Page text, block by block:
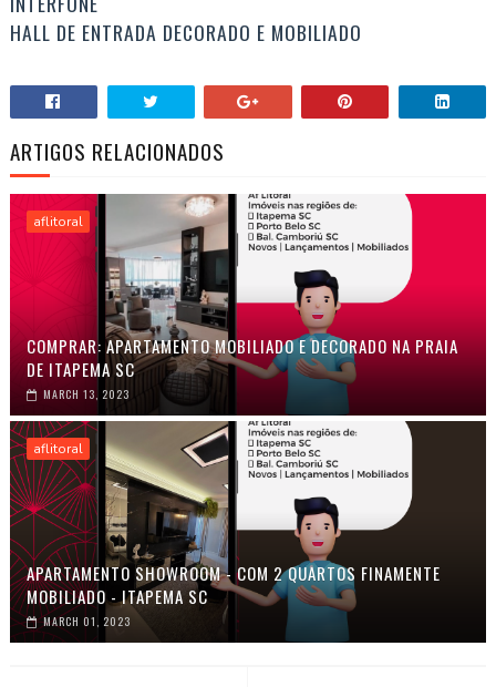
HALL DE ENTRADA DECORADO E MOBILIADO
ARTIGOS RELACIONADOS
aflitoral
COMPRAR: APARTAMENTO MOBILIADO E DECORADO NA PRAIA
DE ITAPEMA SC
MARCH 13, 2023
aflitoral
APARTAMENTO SHOWROOM - COM 2 QUARTOS FINAMENTE
MOBILIADO - ITAPEMA SC
MARCH 01, 2023